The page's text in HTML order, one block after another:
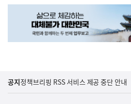
공지정책브리핑 RSS 서비스 제공 중단 안내